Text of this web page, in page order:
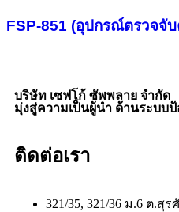
FSP-851 (อุปกรณ์ตรวจจั
บริษัท เซฟโก้ ซัพพลาย จำกัด
มุ่งสู่ความเป็นผู้นำ ด้านระบบ
ติดต่อเรา
321/35, 321/36 ม.6 ต.สุ